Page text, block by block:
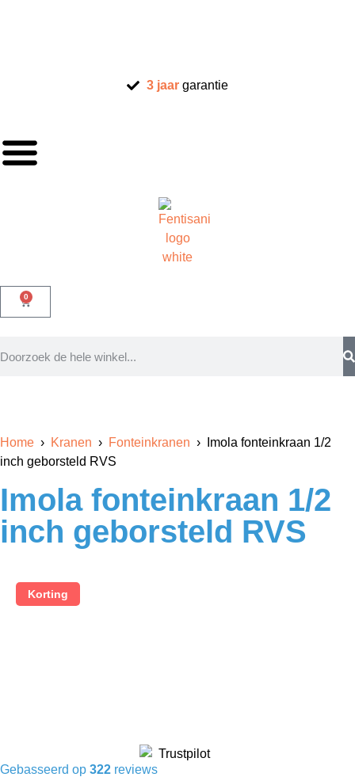
3 jaar garantie
0
Home › Kranen › Fonteinkranen › Imola fonteinkraan 1/2
inch geborsteld RVS
Imola fonteinkraan 1/2
inch geborsteld RVS
Korting
Gebasseerd op 322 reviews